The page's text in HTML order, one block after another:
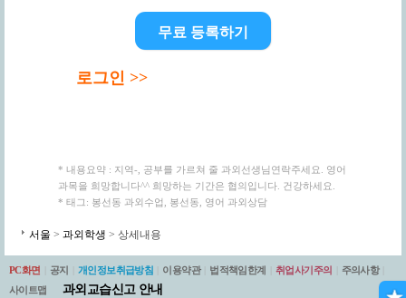
무료 등록하기
로그인 >>
* 내용요약 : 지역-, 공부를 가르쳐 줄 과외선생님연락주세요. 영어
과목을 희망합니다^^ 희망하는 기간은 협의입니다. 건강하세요.
* 태그: 봉선동 과외수업, 봉선동, 영어 과외상담
서울 > 과외학생 > 상세내용
PC화면 공지 개인정보취급방침 이용약관 법적책임한계 취업사기주의 주의사항
사이트맵
과외교습신고 안내